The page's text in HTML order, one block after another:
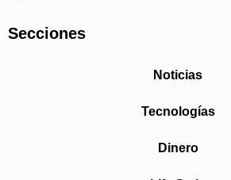
Secciones
Noticias
Tecnologías
Dinero